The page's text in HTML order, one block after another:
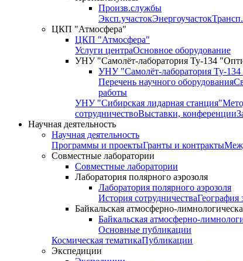
Произв.службы
Эксп.участокЭнергоучасток
ЦКП "Атмосфера"
ЦКП "Атмосфера"
Услуги центраОсновное оборудование
УНУ "Самолёт-лаборатория Ту-134
УНУ "Самолёт-лаборатория Ту-
Перечень научного оборудования
работы
УНУ "Сибирская лидарная станция"
сотрудничествоВыставки, конференции
Научная деятельность
Научная деятельность
Программы и проектыГранты и контракты
Совместные лаборатории
Совместные лаборатории
Лаборатория полярного аэрозоля
Лаборатория полярного аэрозоля
История сотрудничестваГеография
Байкальская атмосферно-
Байкальская атмосферно-
Основные публикации
Космическая тематикаПубликации
Экспедиции